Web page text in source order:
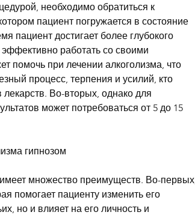
необходимо обратиться к
пациент погружается в состояние
пациент достигает более глубокого
работать со своими
помочь при лечении алкоголизма, что
процесс, терпения и усилий, кто
Во-вторых, однако для
может потребоваться от 5 до 15
гипнозом
множество преимуществ. Во-первых,
помогает пациенту изменить его
но и влияет на его личность и